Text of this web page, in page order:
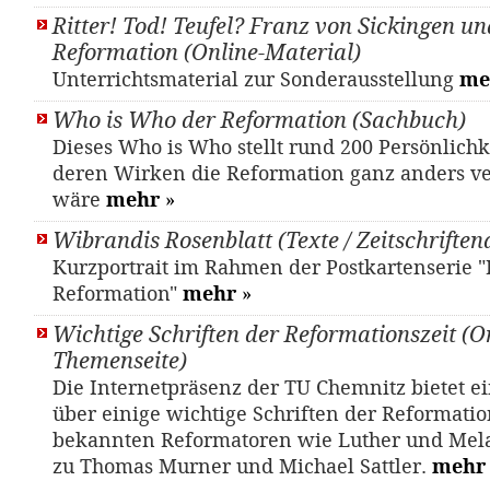
Ritter! Tod! Teufel? Franz von Sickingen
Reformation (Online-Material)
Unterrichtsmaterial zur Sonderausstellung
Who is Who der Reformation (Sachbuch)
Dieses Who is Who stellt rund 200
deren Wirken die Reformation ganz anders
wäre mehr »
Wibrandis Rosenblatt (Texte /
Kurzportrait im Rahmen der Postkartenserie
Reformation" mehr »
Wichtige Schriften der Reformationszeit
Themenseite)
Die Internetpräsenz der TU Chemnitz bietet
über einige wichtige Schriften der
bekannten Reformatoren wie Luther und
zu Thomas Murner und Michael Sattler. mehr